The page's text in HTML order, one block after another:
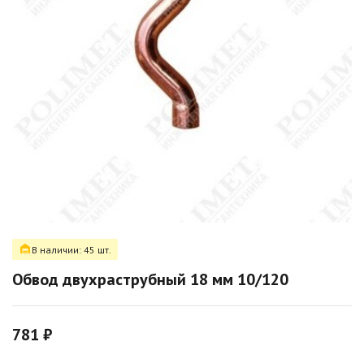
В наличии: 45 шт.
Обвод двухраструбный 18 мм 10/120
781 ₽